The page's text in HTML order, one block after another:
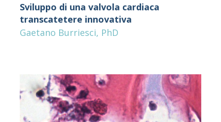
Sviluppo di una valvola cardiaca
transcatetere innovativa
Gaetano Burriesci, PhD